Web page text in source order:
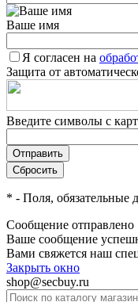
Ваше имя
Я согласен на
Защита от
Введите символы с
* - Поля, обязательные
Сообщение отправлено
Ваше сообщение
Вами свяжется наш
Закрыть окно
shop@secbuy.ru